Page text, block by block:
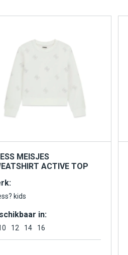
MEISJES
ACTIVE TOP
kids
in:
12 14 16